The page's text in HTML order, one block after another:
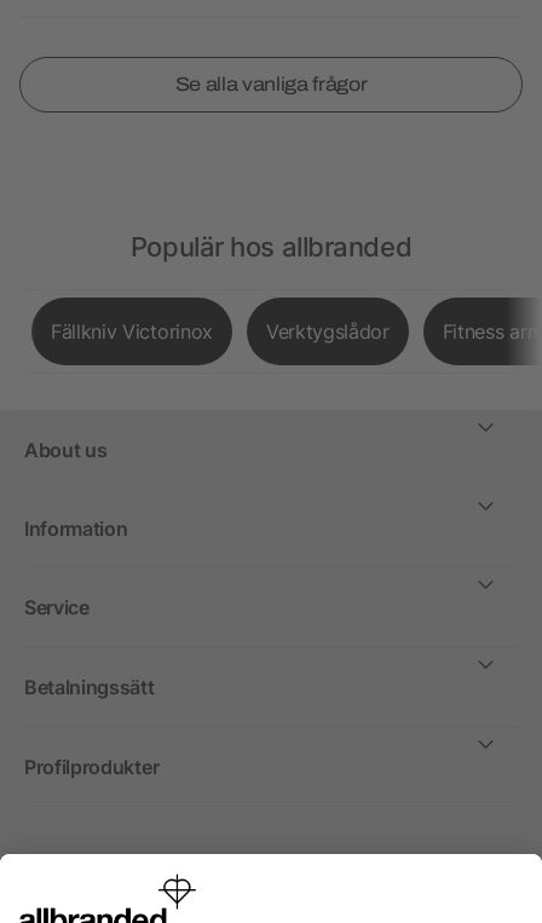
Se alla vanliga frågor
Populär hos allbranded
Fällkniv Victorinox Verktygslådor Fitness
About us
Information
Service
Betalningssätt
Profilprodukter
Internationellt